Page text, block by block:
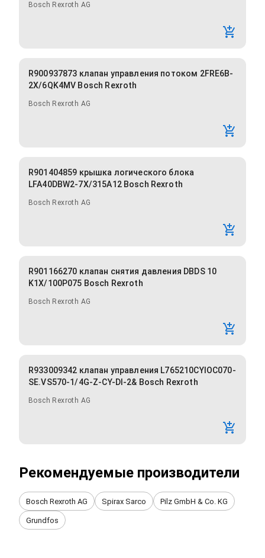
Bosch Rexroth AG
R900937873 клапан управления потоком 2FRE6B-
2X/6QK4MV Bosch Rexroth
Bosch Rexroth AG
R901404859 крышка логического блока
LFA40DBW2-7X/315A12 Bosch Rexroth
Bosch Rexroth AG
R901166270 клапан снятия давления DBDS 10
K1X/100P075 Bosch Rexroth
Bosch Rexroth AG
R933009342 клапан управления L765210CYIOC070-
SE.VS570-1/4G-Z-CY-DI-2& Bosch Rexroth
Bosch Rexroth AG
Рекомендуемые производители
Bosch Rexroth AG Spirax Sarco Pilz GmbH & Co. KG
Grundfos